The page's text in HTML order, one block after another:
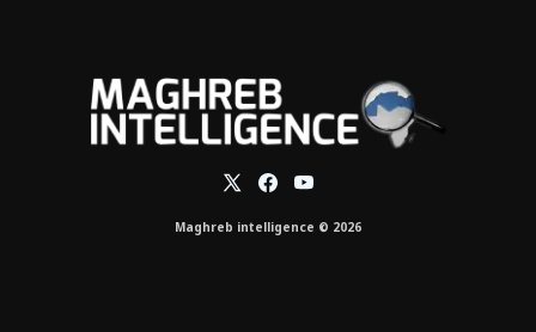
Maghreb intelligence © 2026